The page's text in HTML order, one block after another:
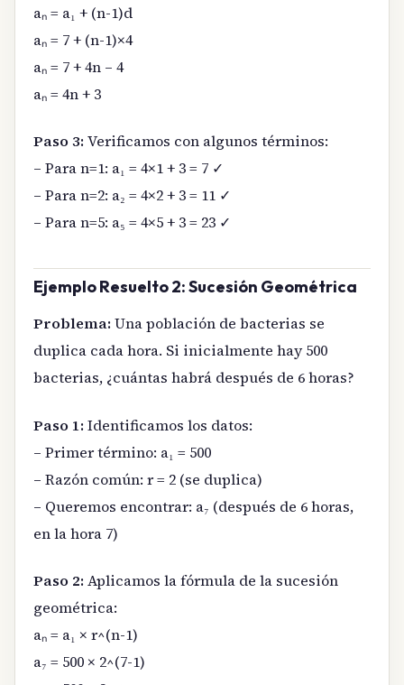
aₙ = a₁ + (n-1)d
aₙ = 7 + (n-1)×4
aₙ = 7 + 4n – 4
aₙ = 4n + 3
Paso 3:Verificamos con algunos términos:
– Para n=1: a₁ = 4×1 + 3 = 7 ✓
– Para n=2: a₂ = 4×2 + 3 = 11 ✓
– Para n=5: a₅ = 4×5 + 3 = 23 ✓
Ejemplo Resuelto 2: Sucesión Geométrica
Problema:Una población de bacterias se
duplica cada hora. Si inicialmente hay 500
bacterias, ¿cuántas habrá después de 6 horas?
Paso 1:Identificamos los datos:
– Primer término: a₁ = 500
– Razón común: r = 2 (se duplica)
– Queremos encontrar: a₇ (después de 6 horas,
en la hora 7)
Paso 2:Aplicamos la fórmula de la sucesión
geométrica:
aₙ = a₁ × r^(n-1)
a₇ = 500 × 2^(7-1)